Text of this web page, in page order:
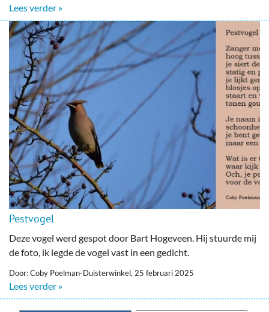
Lees verder »
Pestvogel
Deze vogel werd gespot door Bart Hogeveen. Hij stuurde mij
de foto, ik legde de vogel vast in een gedicht.
Door: Coby Poelman-Duisterwinkel, 25 februari 2025
Lees verder »